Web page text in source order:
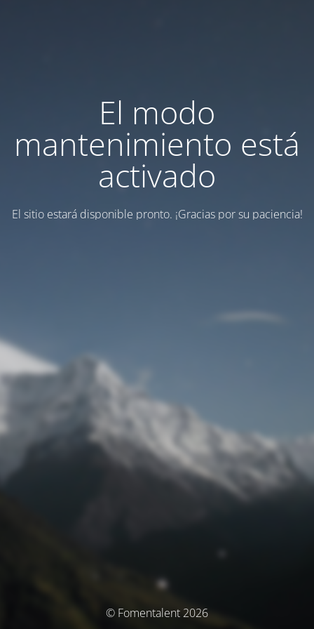
El modo
mantenimiento está
activado
El sitio estará disponible pronto. ¡Gracias por su paciencia!
© Fomentalent 2026